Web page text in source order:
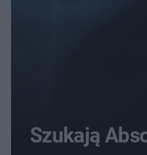
Szukają